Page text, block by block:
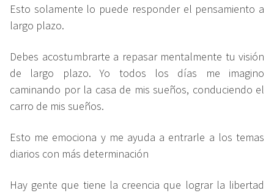
Esto solamente lo puede responder el pensamiento a
largo plazo.
Debes acostumbrarte a repasar mentalmente tu visión
de largo plazo. Yo todos los días me imagino
caminando por la casa de mis sueños, conduciendo el
carro de mis sueños.
Esto me emociona y me ayuda a entrarle a los temas
diarios con más determinación
Hay gente que tiene la creencia que lograr la libertad